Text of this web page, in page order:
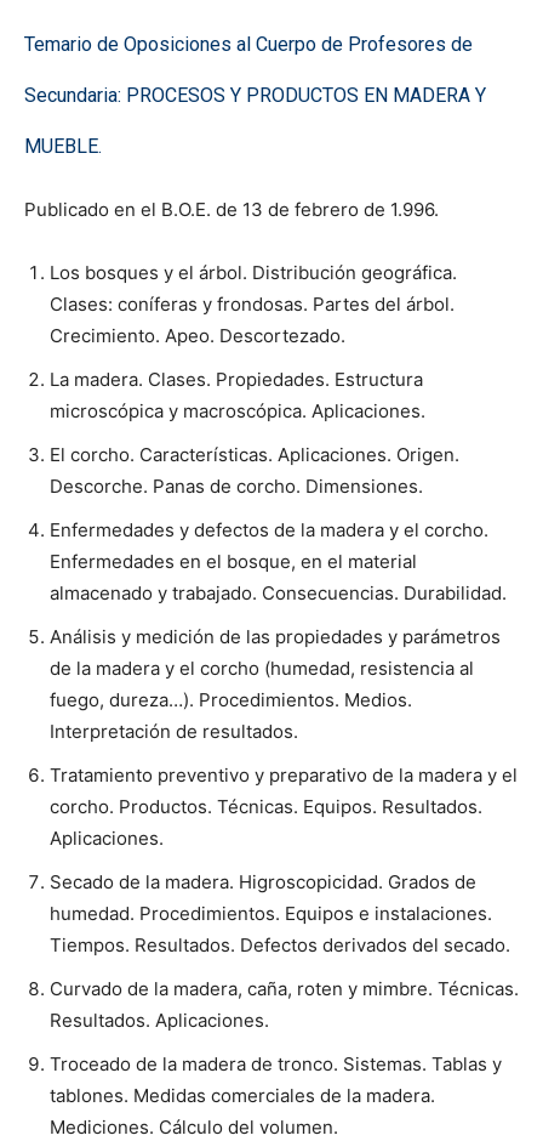
Temario de Oposiciones al Cuerpo de Profesores de
Secundaria: PROCESOS Y PRODUCTOS EN MADERA Y
MUEBLE.
Publicado en el B.O.E. de 13 de febrero de 1.996.
Los bosques y el árbol. Distribución geográfica.
Clases: coníferas y frondosas. Partes del árbol.
Crecimiento. Apeo. Descortezado.
La madera. Clases. Propiedades. Estructura
microscópica y macroscópica. Aplicaciones.
El corcho. Características. Aplicaciones. Origen.
Descorche. Panas de corcho. Dimensiones.
Enfermedades y defectos de la madera y el corcho.
Enfermedades en el bosque, en el material
almacenado y trabajado. Consecuencias. Durabilidad.
Análisis y medición de las propiedades y parámetros
de la madera y el corcho (humedad, resistencia al
fuego, dureza…). Procedimientos. Medios.
Interpretación de resultados.
Tratamiento preventivo y preparativo de la madera y el
corcho. Productos. Técnicas. Equipos. Resultados.
Aplicaciones.
Secado de la madera. Higroscopicidad. Grados de
humedad. Procedimientos. Equipos e instalaciones.
Tiempos. Resultados. Defectos derivados del secado.
Curvado de la madera, caña, roten y mimbre. Técnicas.
Resultados. Aplicaciones.
Troceado de la madera de tronco. Sistemas. Tablas y
tablones. Medidas comerciales de la madera.
Mediciones. Cálculo del volumen.